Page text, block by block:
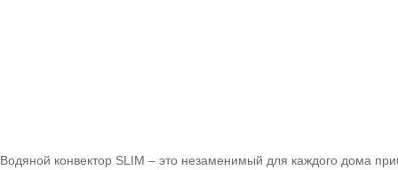
Водяной конвектор SLIM – это незаменимый для каждого дома